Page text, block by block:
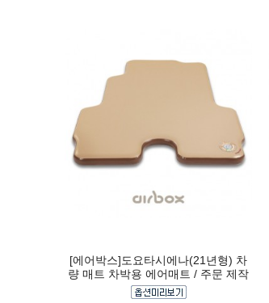
[에어박스]도요타시에나(21년형) 차
량 매트 차박용 에어매트 / 주문 제작